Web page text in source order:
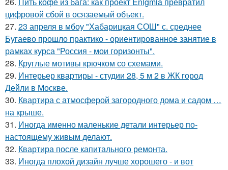
цифровой сбой в осязаемый объект.
27. 23 апреля в мбоу "Хабарицкая СОШ" с. среднее
Бугаево прошло практико - ориентированное занятие в
рамках курса "Россия - мои горизонты".
28. Круглые мотивы крючком со схемами.
29. Интерьер квартиры - студии 28, 5 м 2 в ЖК город
Дейли в Москве.
30. Квартира с атмосферой загородного дома и садом …
на крыше.
31. Иногда именно маленькие детали интерьер по-
настоящему живым делают.
32. Квартира после капитального ремонта.
33. Иногда плохой дизайн лучше хорошего - и вот